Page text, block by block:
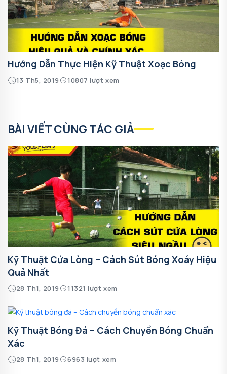
Hướng Dẫn Thực Hiện Kỹ Thuật Xoạc Bóng
13 Th5, 2019 10807 lượt xem
BÀI VIẾT CÙNG TÁC GIẢ
Kỹ Thuật Cứa Lòng – Cách Sút Bóng Xoáy Hiệu
Quả Nhất
28 Th1, 2019 11321 lượt xem
Kỹ Thuật Bóng Đá – Cách Chuyền Bóng Chuẩn
Xác
28 Th1, 2019 6963 lượt xem